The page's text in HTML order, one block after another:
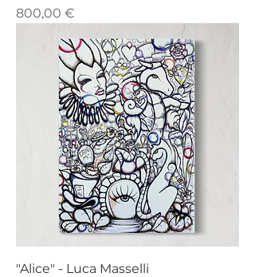
Prezzo
800,00 €
"Alice" - Luca Masselli